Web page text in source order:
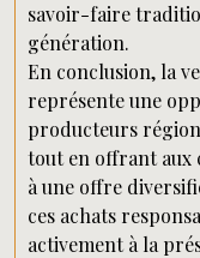
savoir-faire
génération.
En conclusion, la
représente une
producteurs
tout en offrant aux
à une offre
ces achats
activement à la